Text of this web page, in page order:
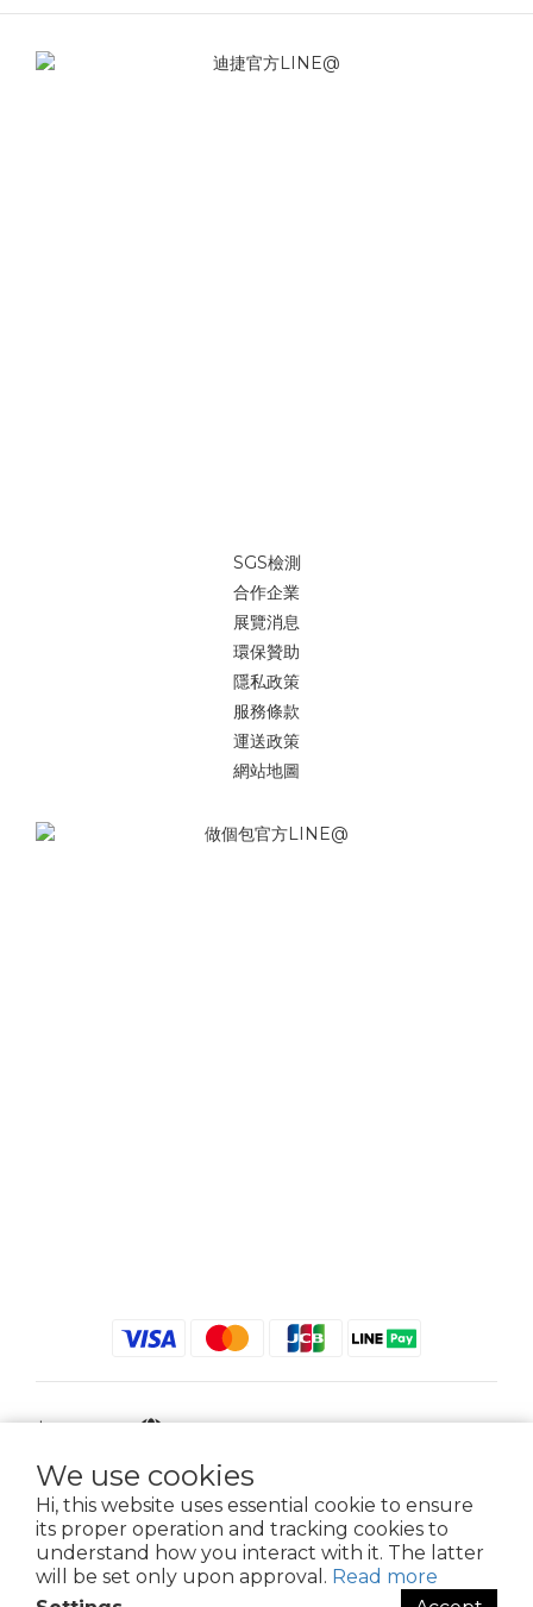
We use cookies
Hi, this website uses essential cookie to ensure
its proper operation and tracking cookies to
understand how you interact with it. The latter
will be set only upon approval. Read more
SGS檢測
合作企業
展覽消息
環保贊助
隱私政策
服務條款
運送政策
網站地圖
$ TWD English
2021 © iGreenbag | DoaBag | Working Hrs 8:30 - 18:00｜新北市新莊區中正路
659-5號3樓 | 02-2903-8800 | 統編 : 28396448 (唯一統編無關係企業)